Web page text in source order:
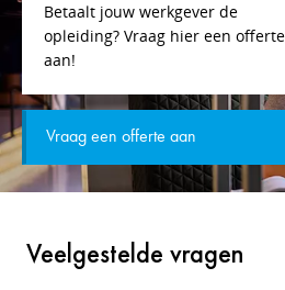
Betaalt jouw werkgever de
opleiding? Vraag hier een offerte
aan!
Vraag een offerte aan
Veelgestelde vragen